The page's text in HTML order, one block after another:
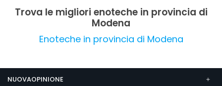
se alcuni clienti notano che la qualità elevata si
riflette su prezzi più elevati rispetto ad altre
Trova le migliori enoteche in provincia di
Modena
Enoteche in provincia di Modena
NUOVAOPINIONE